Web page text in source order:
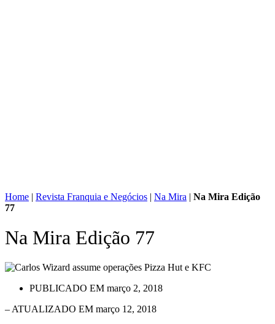
Home | Revista Franquia e Negócios | Na Mira | Na Mira Edição
77
Na Mira Edição 77
PUBLICADO EM março 2, 2018
– ATUALIZADO EM março 12, 2018